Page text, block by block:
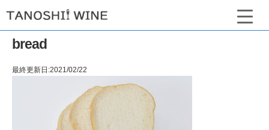
bread
最終更新日:2021/02/22